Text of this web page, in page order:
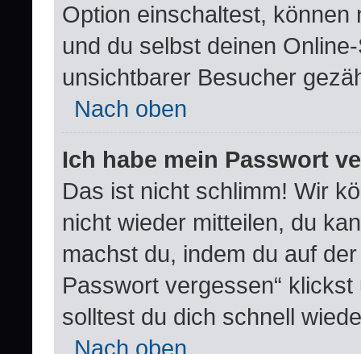
Option einschaltest, können
und du selbst deinen
unsichtbarer Besucher
Nach oben
Ich habe mein Passwort
Das ist nicht schlimm! Wir
nicht wieder mitteilen, du
machst du, indem du auf
Passwort vergessen“
solltest du dich schnell
Nach oben